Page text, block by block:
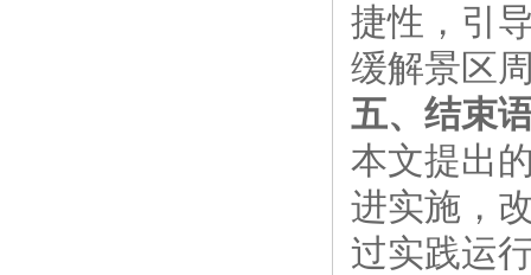
捷性，引
缓解景区
五、结束
本文提出
进实施，
过实践运